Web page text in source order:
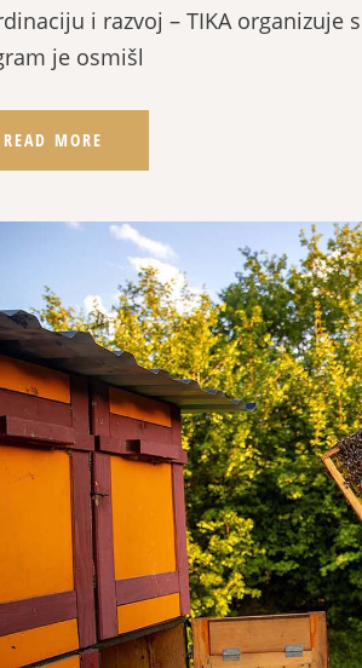
i razvoj – TIKA organizuje
je osmišl
READ MORE